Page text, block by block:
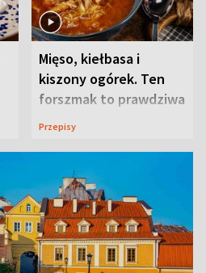
Mięso, kiełbasa i
kiszony ogórek. Ten
forszmak to prawdziwa
uczta
Przepisy